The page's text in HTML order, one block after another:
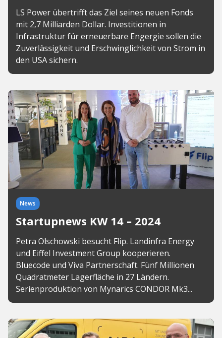
LS Power übertrifft das Ziel seines neuen Fonds
mit 2,7 Milliarden Dollar. Investitionen in
Infrastruktur für erneuerbare Engergie sollen die
Zuverlässigkeit und Erschwinglichkeit von Strom in
den USA sichern.
News
Startupnews KW 14 – 2024
Petra Olschowski besucht Flip. Landinfra Energy
und Eiffel Investment Group kooperieren.
Bluecode und Viva Partnerschaft. Fünf Millionen
Quadratmeter Lagerfläche in 27 Ländern.
Serienproduktion von Mynarics CONDOR Mk3...